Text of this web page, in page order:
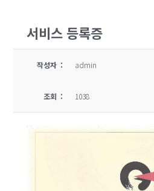
서비스 등록증
작성자 : admin
조회 : 1038